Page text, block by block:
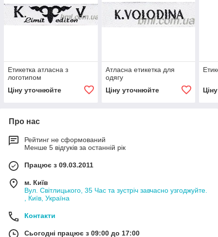
Етикетка атласна з
логотипом
Ціну уточнюйте
Атласна етикетка для
одягу
Ціну уточнюйте
Про нас
Рейтинг не сформований
Менше 5 відгуків за останній рік
Працює з 09.03.2011
м. Київ
Вул. Світлицького, 35 Час та зустріч завчасно узгоджуйте.
, Київ, Україна
Контакти
Сьогодні працює з 09:00 до 17:00